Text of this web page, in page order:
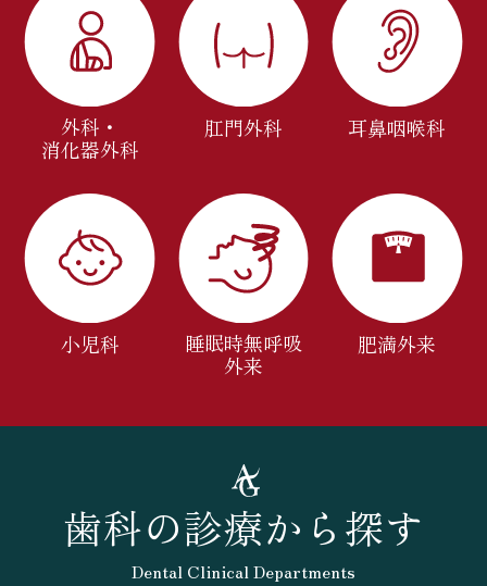
外科・
消化器外科
肛門外科 耳鼻咽喉科
小児科
睡眠時無呼吸
外来
肥満外来
歯科の診療から探す
Dental Clinical Departments